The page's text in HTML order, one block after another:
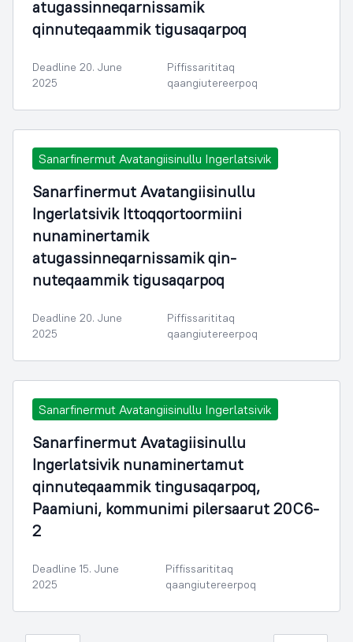
atugassinneqarnissamik
qinnuteqaammik tigusaqarpoq
Deadline 20. June
2025
Piffissarititaq
qaangiutereerpoq
Sanarfinermut Avatangiisinullu Ingerlatsivik
Sanarfinermut Avatangiisinullu
Ingerlatsivik Ittoqqortoormiini
nunaminertamik
atugassinneqarnissamik qin-
nuteqaammik tigusaqarpoq
Deadline 20. June
2025
Piffissarititaq
qaangiutereerpoq
Sanarfinermut Avatangiisinullu Ingerlatsivik
Sanarfinermut Avatagiisinullu
Ingerlatsivik nunaminertamut
qinnuteqaammik tingusaqarpoq,
Paamiuni, kommunimi pilersaarut 20C6-
2
Deadline 15. June
2025
Piffissarititaq
qaangiutereerpoq